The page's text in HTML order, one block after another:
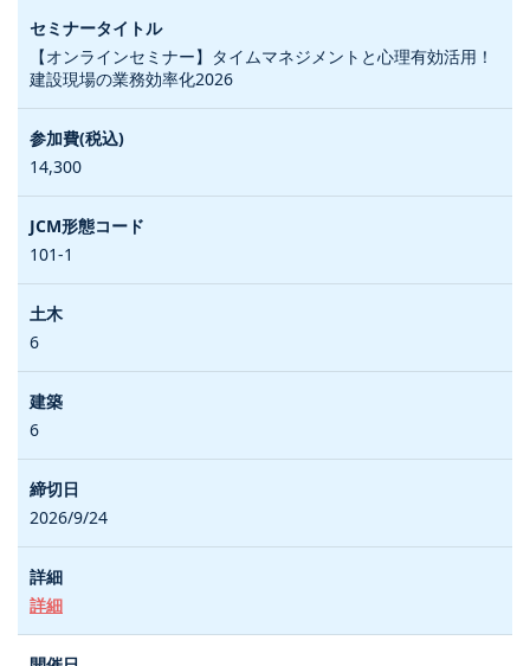
【オンラインセミナー】タイムマネジメントと心理有効活用！
建設現場の業務効率化2026
14,300
101-1
6
6
2026/9/24
詳細